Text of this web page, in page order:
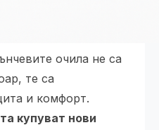
очила не са
те са
и комфорт.
купуват нови